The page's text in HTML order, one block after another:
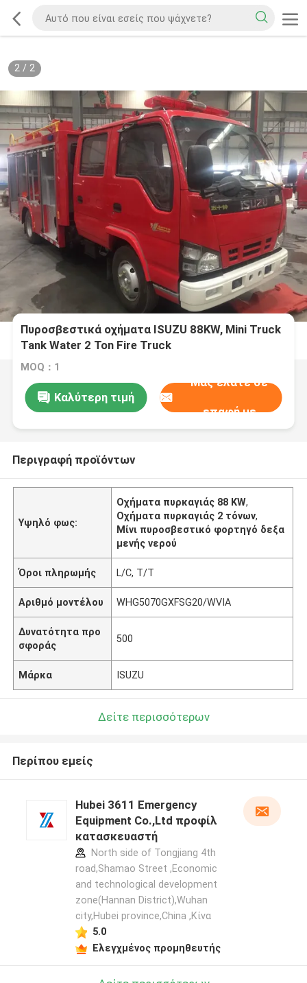
2/ 2
Πυροσβεστικά οχήματα ISUZU 88KW, Mini Truck
Tank Water 2 Ton Fire Truck
MOQ：1
Καλύτερη τιμή
Μας ελάτε σε
επαφή με
Περιγραφή προϊόντων
Υψηλό φως:
Οχήματα πυρκαγιάς 88 KW,
Οχήματα πυρκαγιάς 2 τόνων,
Μίνι πυροσβεστικό φορτηγό δεξα
μενής νερού
Όροι πληρωμής L/C, T/T
Αριθμό μοντέλου WHG5070GXFSG20/WVIA
Δυνατότητα προ
σφοράς
500
Μάρκα ISUZU
Δείτε περισσότερων
Περίπου εμείς
Hubei 3611 Emergency
Equipment Co.,Ltd προφίλ
κατασκευαστή
North side of Tongjiang 4th
road,Shamao Street ,Economic
and technological development
zone(Hannan District),Wuhan
city,Hubei province,China ,Κίνα
5.0
Ελεγχμένος προμηθευτής